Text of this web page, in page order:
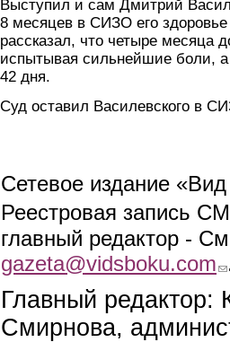
Выступил и сам Дмитрий
8 месяцев в СИЗО его
рассказал, что четыре месяца
испытывая сильнейшие боли,
42 дня.
Суд оставил Василевского в
Сетевое издание
Реестровая запись
главный редактор -
gazeta@vidsboku.com
Главный
Смирнова,